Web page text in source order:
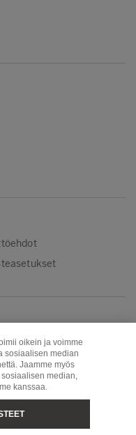
Fibre
oikein ja voimme
sosiaalisen median
Jaamme myös
median,
kanssaa.